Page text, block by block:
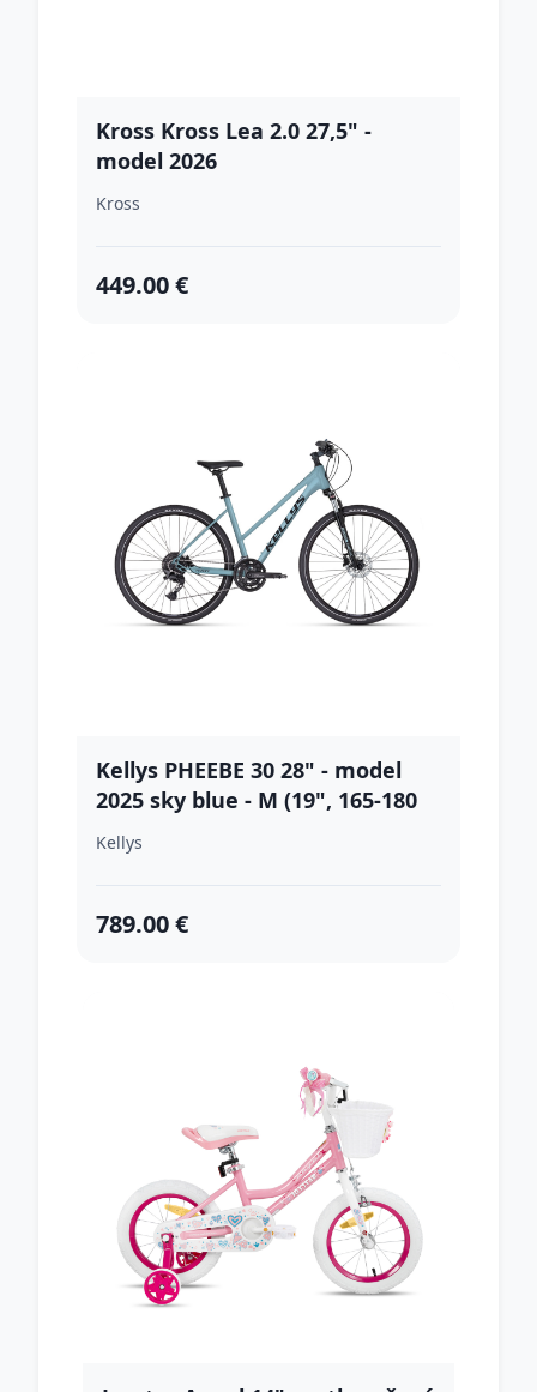
Kross Kross Lea 2.0 27,5" -
model 2026
ružová/strieborná/mat - DM
Kross
449.00 €
Kellys PHEEBE 30 28" - model
2025 sky blue - M (19", 165-180
cm)
Kellys
789.00 €